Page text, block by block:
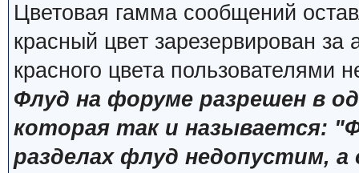
Цветовая гамма сообщений
красный цвет зарезервирован
красного цвета пользователями
Флуд на форуме разрешен в
которая так и называется:
разделах флуд недопустим,